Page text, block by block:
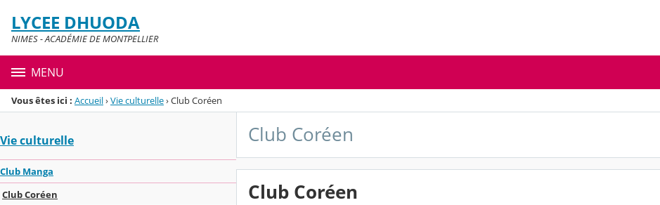
Menu de la rubrique
Contenu
LYCEE DHUODA
NIMES - ACADÉMIE DE MONTPELLIER
MENU
Vous êtes ici : Accueil›Vie culturelle›Club Coréen
Vie culturelle
Club Manga
Club Coréen
Club Coréen
Club Coréen